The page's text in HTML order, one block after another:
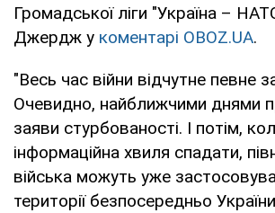
Громадської ліги "Україна –
Джердж у коментарі OBOZ.UA.
"Весь час війни відчутне певне
Очевидно, найближчими днями
заяви стурбованості. І потім,
інформаційна хвиля спадати,
війська можуть уже
території безпосередньо